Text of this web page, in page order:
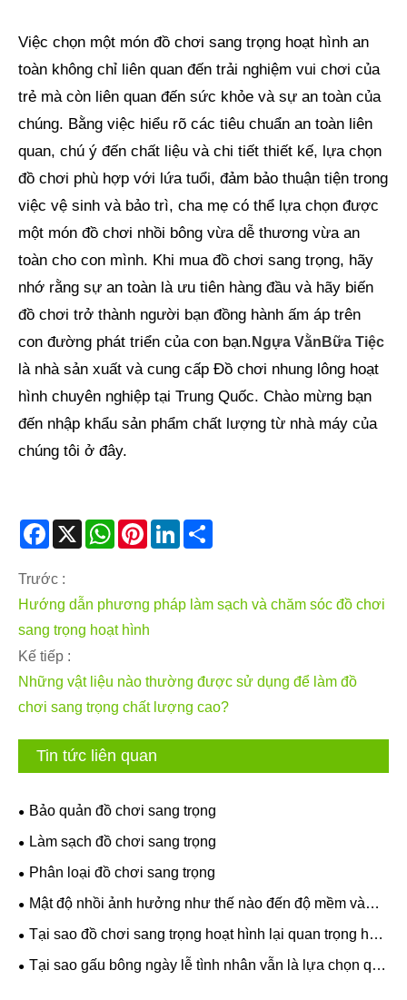
Việc chọn một món đồ chơi sang trọng hoạt hình an
toàn không chỉ liên quan đến trải nghiệm vui chơi của
trẻ mà còn liên quan đến sức khỏe và sự an toàn của
chúng. Bằng việc hiểu rõ các tiêu chuẩn an toàn liên
quan, chú ý đến chất liệu và chi tiết thiết kế, lựa chọn
đồ chơi phù hợp với lứa tuổi, đảm bảo thuận tiện trong
việc vệ sinh và bảo trì, cha mẹ có thể lựa chọn được
một món đồ chơi nhồi bông vừa dễ thương vừa an
toàn cho con mình. Khi mua đồ chơi sang trọng, hãy
nhớ rằng sự an toàn là ưu tiên hàng đầu và hãy biến
đồ chơi trở thành người bạn đồng hành ấm áp trên
con đường phát triển của con bạn. Ngựa VằnBữa Tiệc
là nhà sản xuất và cung cấp Đồ chơi nhung lông hoạt
hình chuyên nghiệp tại Trung Quốc. Chào mừng bạn
đến nhập khẩu sản phẩm chất lượng từ nhà máy của
chúng tôi ở đây.
Facebook
X WhatsAppPinterestLinkedIn
Trước :
Hướng dẫn phương pháp làm sạch và chăm sóc đồ chơi
sang trọng hoạt hình
Kế tiếp :
Những vật liệu nào thường được sử dụng để làm đồ
chơi sang trọng chất lượng cao?
Tin tức liên quan
Bảo quản đồ chơi sang trọng
Làm sạch đồ chơi sang trọng
Phân loại đồ chơi sang trọng
Mật độ nhồi ảnh hưởng như thế nào đến độ mềm và
khả năng giữ hình dạng của đồ chơi sang trọng?
Tại sao đồ chơi sang trọng hoạt hình lại quan trọng hơn
vào mùa đông?
Tại sao gấu bông ngày lễ tình nhân vẫn là lựa chọn quà